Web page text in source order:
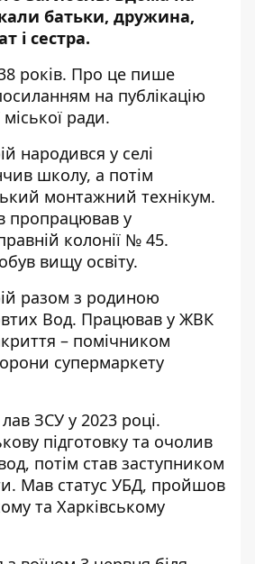
батьки, дружина,
і сестра.
років. Про це пише
на публікацію
ради.
народився у селі
школу, а потім
монтажний технікум.
пропрацював у
колонії № 45.
вищу освіту.
разом з родиною
Вод. Працював у ЖВК
– помічником
супермаркету
ЗСУ у 2023 році.
підготовку та очолив
потім став заступником
Мав статус УБД, пройшов
та Харківському